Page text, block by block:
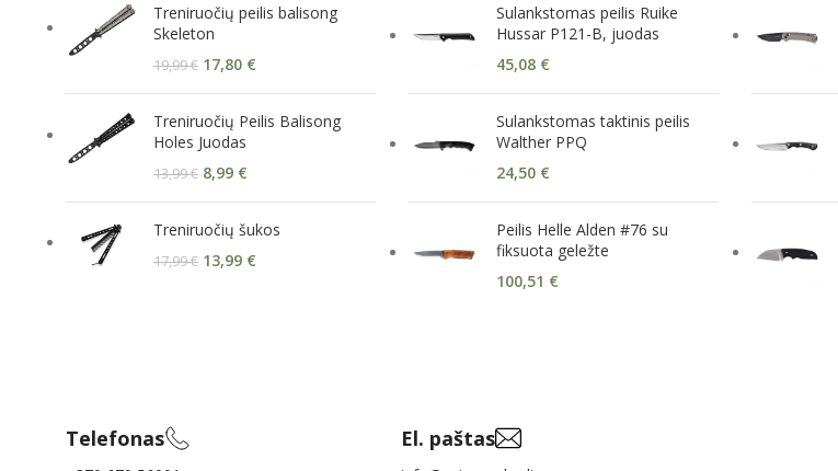
Treniruočių peilis balisong
Skeleton
19,99€ 17,80 €
Treniruočių Peilis Balisong
Holes Juodas
13,99€ 8,99 €
Treniruočių šukos
17,99€ 13,99 €
Sulankstomas peilis Ruike
Hussar P121-B, juodas
45,08 €
Sulankstomas taktinis peilis
Walther PPQ
24,50 €
Peilis Helle Alden #76 su
fiksuota geležte
100,51 €
Telefonas El. paštas